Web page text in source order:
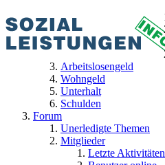
Arbeitslosengeld
Wohngeld
Unterhalt
Schulden
Forum
Unerledigte Themen
Mitglieder
Letzte Aktivitäten